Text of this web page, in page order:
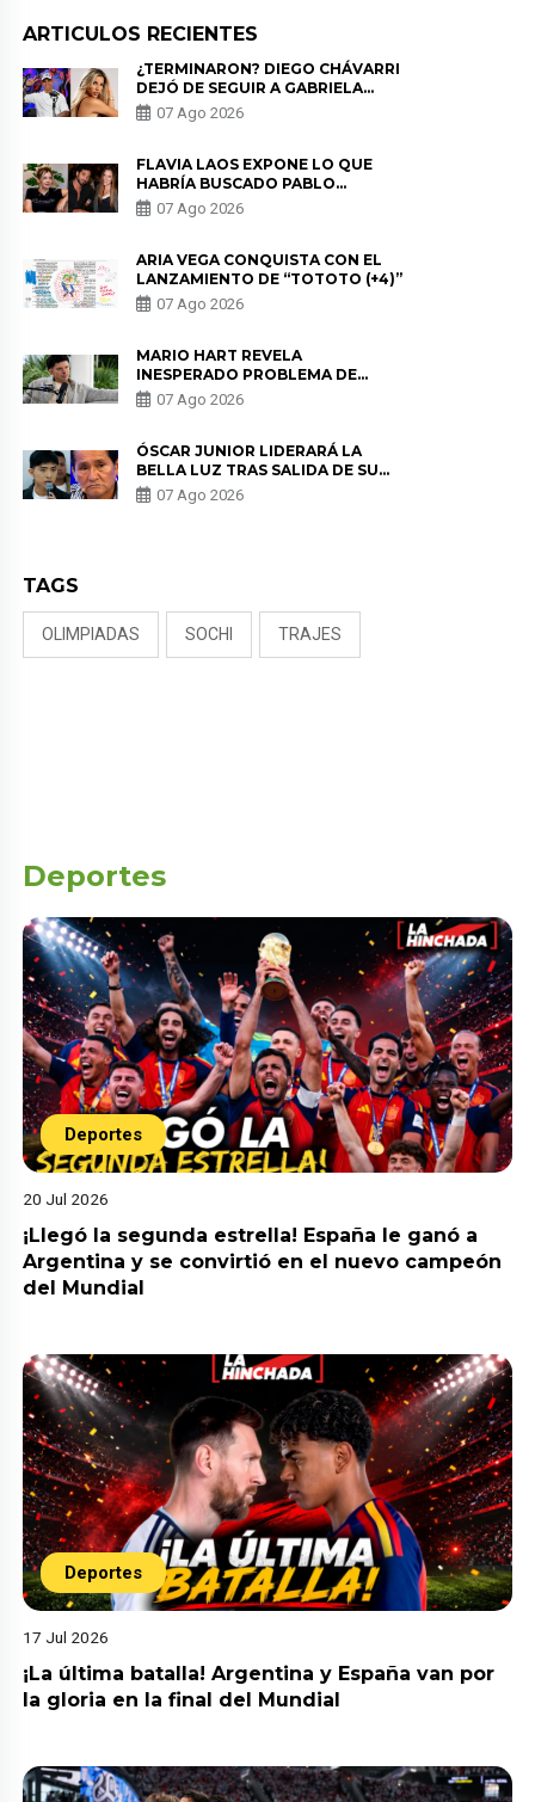
ARTICULOS RECIENTES
¿TERMINARON? DIEGO CHÁVARRI
DEJÓ DE SEGUIR A GABRIELA
HERRERA Y ANUNCIA SU SALIDA
DE PÓDCAST
07 Ago 2026
FLAVIA LAOS EXPONE LO QUE
HABRÍA BUSCADO PABLO
HEREDIA CON ALE FULLER: “UNA
DE LAS PARTES QUERÍA EL
07 Ago 2026
ARIA VEGA CONQUISTA CON EL
LANZAMIENTO DE “TOTOTO (+4)”
07 Ago 2026
MARIO HART REVELA
INESPERADO PROBLEMA DE
SALUD ANTES DE SEPARARSE DE
KORINA: “ME ENCONTRARON UN
07 Ago 2026
ÓSCAR JUNIOR LIDERARÁ LA
BELLA LUZ TRAS SALIDA DE SU
PADRE POR POLÉMICA CON
NALDY SALDAÑA
07 Ago 2026
TAGS
OLIMPIADAS SOCHI TRAJES
Deportes
Deportes
20 Jul 2026
¡Llegó la segunda estrella! España le ganó a
Argentina y se convirtió en el nuevo campeón
del Mundial
Deportes
17 Jul 2026
¡La última batalla! Argentina y España van por
la gloria en la final del Mundial